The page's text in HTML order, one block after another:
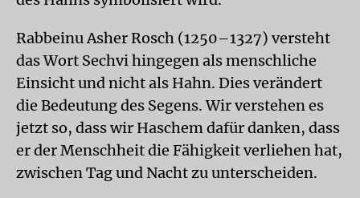
Rabbeinu Asher Rosch (1250–1327) versteht
das Wort Sechvi hingegen als menschliche
Einsicht und nicht als Hahn. Dies verändert
die Bedeutung des Segens. Wir verstehen es
jetzt so, dass wir Haschem dafür danken, dass
er der Menschheit die Fähigkeit verliehen hat,
zwischen Tag und Nacht zu unterscheiden.